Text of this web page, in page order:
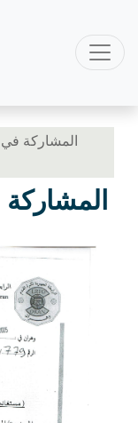
المشاركة